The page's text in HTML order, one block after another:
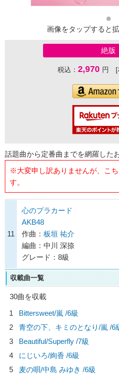
画像をタップすると
絶版
税込： 2,970 円 [
話題曲から定番曲までを網羅した
※大変申し訳ありませんが、こ
す。
11
心のプラカード
AKB48
作曲： 板垣 祐介
編曲：中川 深捺
グレード：8級
収載曲一覧
30曲を収載
1
Bittersweet/嵐 /6級
2
青空の下、キミのとなり/嵐 /6
3
Beautiful/Superfly /7級
4
にじいろ/絢香 /6級
5
麦の唄/中島 みゆき /6級